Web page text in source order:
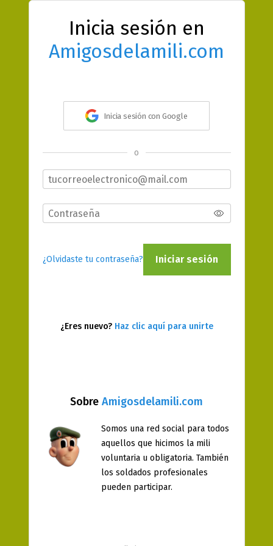
Sobre Amigosdelamili.com
Somos una red social para todos
aquellos que hicimos la mili
voluntaria u obligatoria. También
los soldados profesionales
pueden participar.
Inicia sesión en
Amigosdelamili.com
Inicia sesión con Google
o
¿Olvidaste tu contraseña? Iniciar sesión
¿Eres nuevo? Haz clic aquí para unirte